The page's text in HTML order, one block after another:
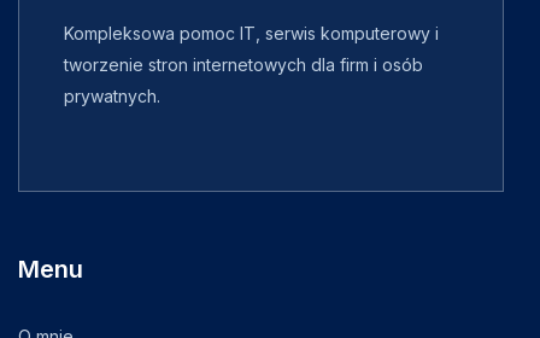
Kompleksowa pomoc IT, serwis komputerowy i
tworzenie stron internetowych dla firm i osób
prywatnych.
Menu